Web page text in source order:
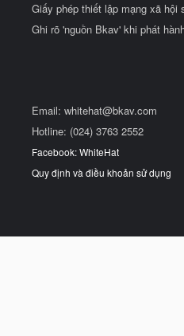
Giấy phép thiết lập mạng xã hội
Ghi rõ 'nguồn Bkav' khi phát
Email: whitehat@bkav.com
Hotline: (024) 3763 2552
Facebook: WhiteHat
Quy định và điều khoản sử dụng